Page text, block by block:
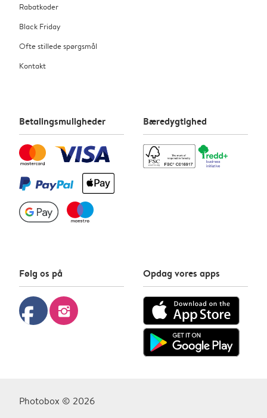
Rabatkoder
Black Friday
Ofte stillede spørgsmål
Kontakt
Betalingsmuligheder Bæredygtighed
Følg os på
facebook instagram
Opdag vores apps
Photobox © 2026